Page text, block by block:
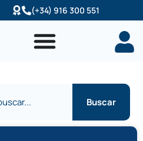
(+34) 916 300 551
Buscar